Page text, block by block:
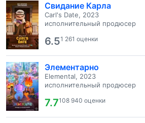
Свидание Карла
Carl's Date, 2023
исполнительный продюсер
6.51 261 оценки
Элементарно
Elemental, 2023
исполнительный продюсер
7.7108 940 оценки